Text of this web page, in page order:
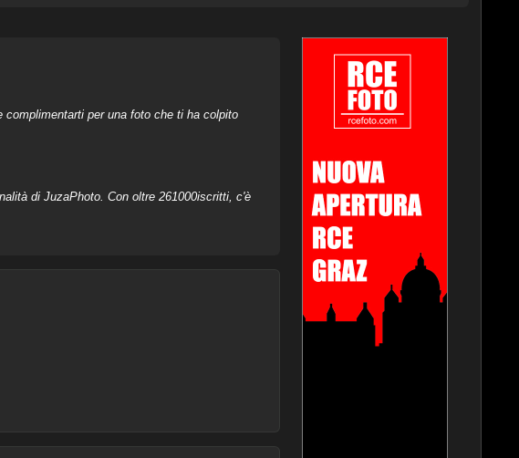
complimentarti per una foto che ti ha colpito
di JuzaPhoto. Con oltre 261000iscritti, c'è